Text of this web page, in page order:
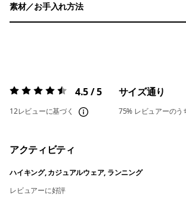
素材／お手入れ方法
評価:4.5 / 5 4.5 / 5
12レビューに基づく
サイズ通り
75% レビュアーのう
アクティビティ
ハイキング, カジュアルウェア, ランニング
レビュアーに好評